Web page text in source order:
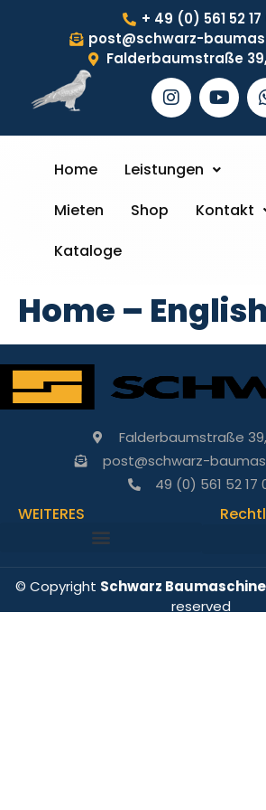
+ 49 (0) 561 52
post@schwarz-
Falderbaumstraße
Home
Leistungen
Mieten
Shop
Kontakt
Kataloge
Home – English
Falderbaumstraße
post@schwarz-
49 (0) 561 52 17
WEITERES
© Copyright Schwarz
reserved